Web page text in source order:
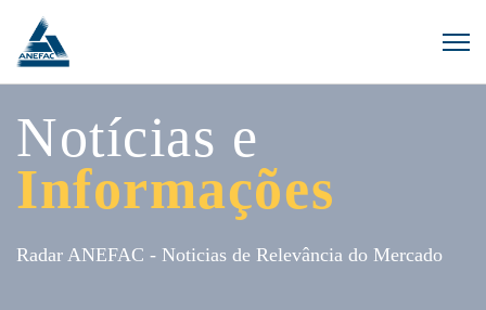
Notícias e
Informações
Radar ANEFAC - Noticias de Relevância do Mercado